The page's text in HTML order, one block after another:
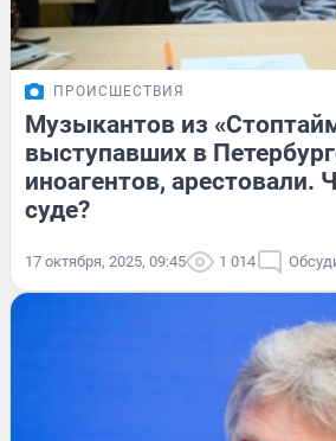
ПРОИСШЕСТВИЯ
Музыкантов из
выступавших в
иноагентов, арестовали.
суде?
17 октября, 2025, 09:45 1 014